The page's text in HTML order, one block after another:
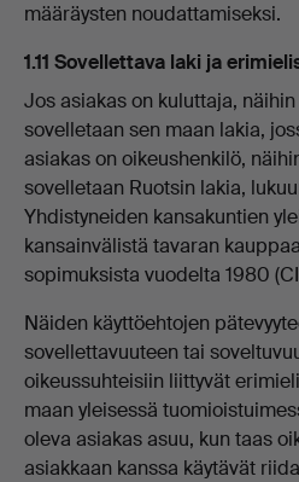
määräysten noudattamiseksi.
1.11 Sovellettava laki ja
Jos asiakas on kuluttaja,
sovelletaan sen maan lakia,
asiakas on oikeushenkilö,
sovelletaan Ruotsin lakia,
Yhdistyneiden kansakuntien
kansainvälistä tavaran
sopimuksista vuodelta 1980
Näiden käyttöehtojen
sovellettavuuteen tai
oikeussuhteisiin liittyvät
maan yleisessä
oleva asiakas asuu, kun taas
asiakkaan kanssa käytävät